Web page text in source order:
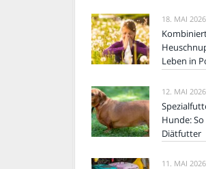
18. MAI 2026
Leben in
12. MAI 2026
Hunde:
Diätfutter
11. MAI 2026